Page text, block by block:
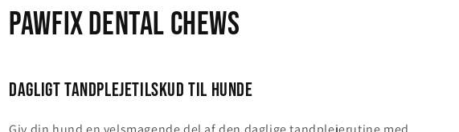
Pawfix Dental Chews
Dagligt tandplejetilskud til hunde